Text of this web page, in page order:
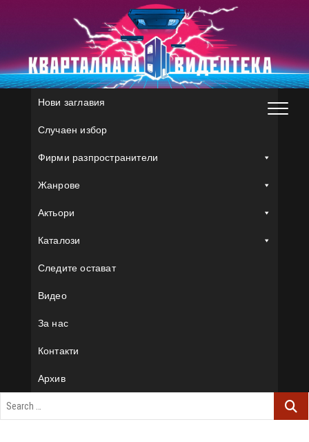
Нови заглавия
Случаен избор
Фирми разпространители
Жанрове
Актьори
Каталози
Следите остават
Видео
За нас
Контакти
Архив